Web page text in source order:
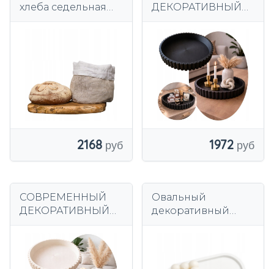
хлеба седельная
2168
ДЕКОРАТИВНЫЙ
ОРГАНИЗАТОР ДЛЯ
СВЕЧНОЙ
КОСМЕТИКИ 25,5
СМ, ЧЕРНЫЙ
1972
СОВРЕМЕННЫЙ
ДЕКОРАТИВНЫЙ
ОРГАНИЗАТОР ДЛЯ
СВЕЧЕЙ
КОСМЕТИКИ 25,5
Овальный
декоративный
подставка, Manolly